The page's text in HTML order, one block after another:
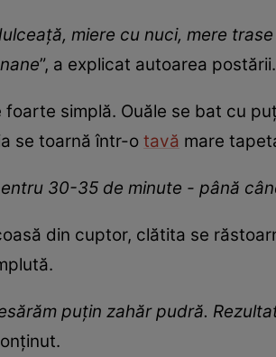
miere cu nuci, mere
”, a explicat autoarea postării.
foarte simplă. Ouăle se bat cu
se toarnă într-o tavă mare
30-35 de minute - până
din cuptor, clătita se
puțin zahăr pudră.